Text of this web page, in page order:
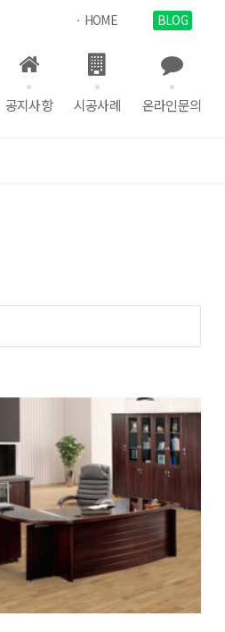
BLOG
ㆍHOME
온라인문의
시공사례
공지사항